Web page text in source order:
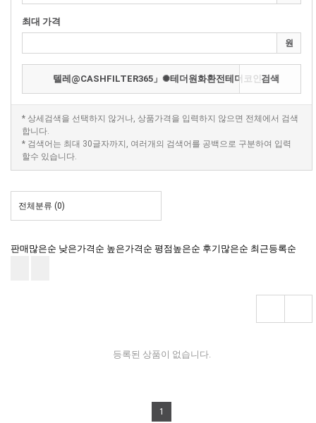
최대 가격
원
검색
* 상세검색을 선택하지 않거나, 상품가격을 입력하지 않으면 전체에서 검색
합니다.
* 검색어는 최대 30글자까지, 여러개의 검색어를 공백으로 구분하여 입력
할수 있습니다.
전체분류 (0)
판매많은순 낮은가격순 높은가격순 평점높은순 후기많은순 최근등록순
등록된 상품이 없습니다.
1